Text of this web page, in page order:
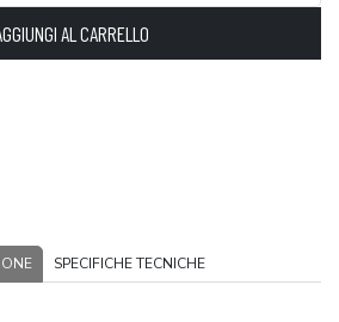
AL CARRELLO
SPECIFICHE TECNICHE